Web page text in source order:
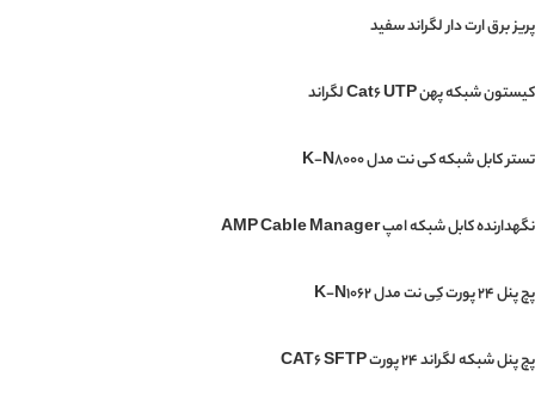
پریز برق ارت دار لگراند سفید
کیستون شبکه پهن Cat6 UTP لگراند
تستر کابل شبکه کی نت مدل K-N8000
نگهدارنده کابل شبکه امپ AMP Cable Manager
پچ پنل 24 پورت کِی نت مدل K-N1062
پچ پنل شبکه لگراند 24 پورت CAT6 SFTP